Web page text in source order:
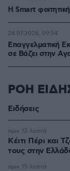
Η Smart
Επαγγελματική
σε Bάζει στην
26.07.2026, 09:54
ΡΟΗ
Ειδήσεις
Κέιτι Πέρι και
τους στην
πριν 12 λεπτά
πριν 15 λεπτά